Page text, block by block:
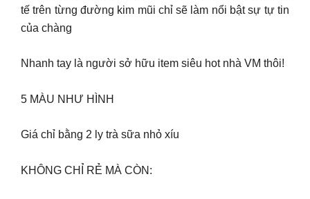
tế trên từng đường kim mũi chỉ sẽ làm nổi bật sự tự tin
của chàng
Nhanh tay là người sở hữu item siêu hot nhà VM thôi!
5 MÀU NHƯ HÌNH
Giá chỉ bằng 2 ly trà sữa nhỏ xíu
KHÔNG CHỈ RẺ MÀ CÒN: